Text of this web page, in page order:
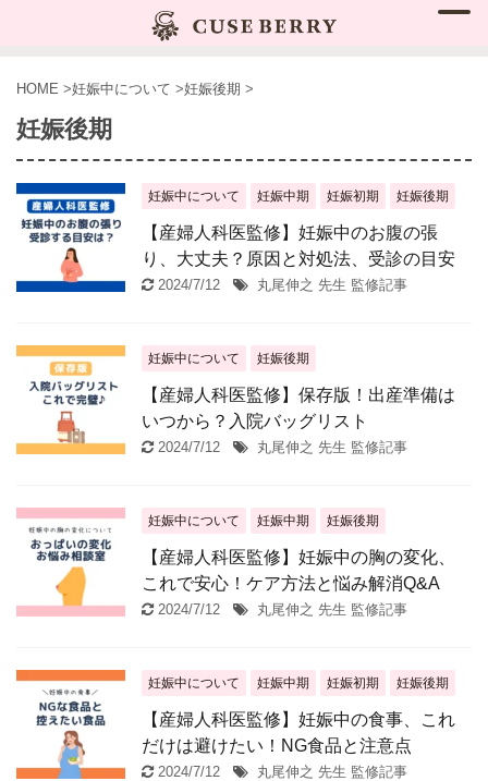
HOME >妊娠中について >妊娠後期 >
妊娠後期
妊娠中について 妊娠中期 妊娠初期 妊娠後期
【産婦人科医監修】妊娠中のお腹の張
り、大丈夫？原因と対処法、受診の目安
2024/7/12 丸尾伸之 先生 監修記事
妊娠中について 妊娠後期
【産婦人科医監修】保存版！出産準備は
いつから？入院バッグリスト
2024/7/12 丸尾伸之 先生 監修記事
妊娠中について 妊娠中期 妊娠後期
【産婦人科医監修】妊娠中の胸の変化、
これで安心！ケア方法と悩み解消Q&A
2024/7/12 丸尾伸之 先生 監修記事
妊娠中について 妊娠中期 妊娠初期 妊娠後期
【産婦人科医監修】妊娠中の食事、これ
だけは避けたい！NG食品と注意点
2024/7/12 丸尾伸之 先生 監修記事